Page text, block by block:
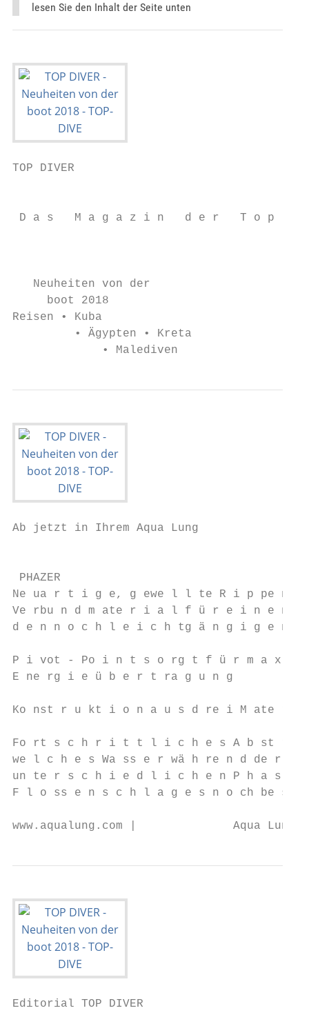
lesen Sie den Inhalt der Seite unten
TOP DIVER
D a s   M a g a z i n   d e r   T o p
   Neuheiten von der
     boot 2018
Reisen • Kuba
         • Ägypten • Kreta
             • Malediven
Ab jetzt in Ihrem Aqua Lung
PHAZER
Ne ua r t i g e, g ewe l l te R i p pe n a
Ve rbu n d m ate r i a l f ü r e i n e n
d e n n o c h l e i c h tg ä n g i g e n F
P i vot - Po i n t s o rg t f ü r m a x i
E ne rg i e ü b e r t ra g u n g
Ko nst r u kt i o n a u s d re i M ate r
Fo rt s c h r i t t l i c h e s A b st rö m
we l c h e s Wa ss e r wä h re n d de r
un te r s c h i e d l i c h e n P h a s e
F l o ss e n s c h l a g e s n o ch be
www.aqualung.com |              Aqua Lung
Editorial TOP DIVER